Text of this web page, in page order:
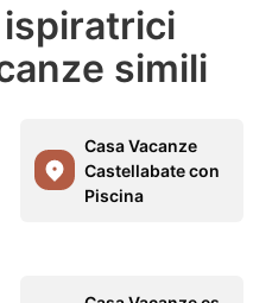
simili
Casa Vacanze
Castellabate con
Piscina